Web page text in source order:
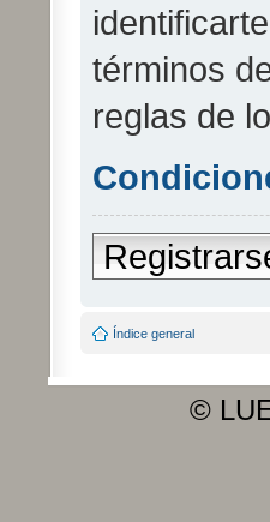
términos
reglas de
Índice general
©